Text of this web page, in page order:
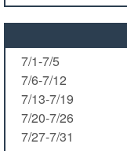
7/1-7/5
7/6-7/12
7/13-7/19
7/20-7/26
7/27-7/31